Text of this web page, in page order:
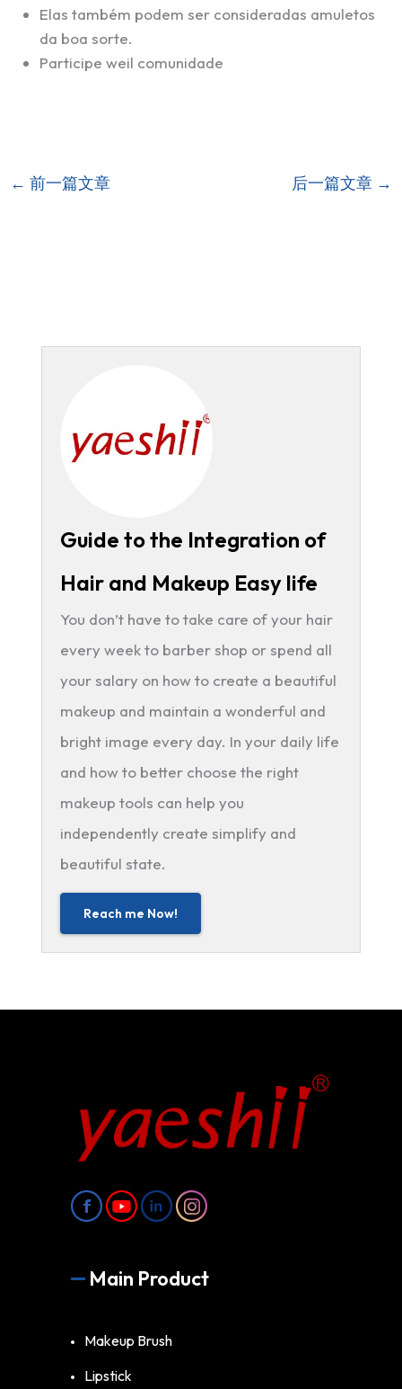
Elas também podem ser consideradas amuletos
da boa sorte.
Participe weil comunidade
← 前一篇文章 后一篇文章 →
Guide to the Integration of
Hair and Makeup Easy life
You don’t have to take care of your hair
every week to barber shop or spend all
your salary on how to create a beautiful
makeup and maintain a wonderful and
bright image every day. In your daily life
and how to better choose the right
makeup tools can help you
independently create simplify and
beautiful state.
Reach me Now!
Main Product
Makeup Brush
Lipstick